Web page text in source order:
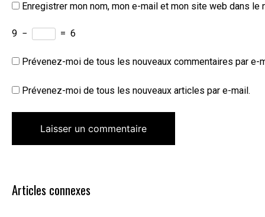
Enregistrer mon nom, mon e-mail et mon site web dans le
9 − = 6
Prévenez-moi de tous les nouveaux commentaires par e-
Prévenez-moi de tous les nouveaux articles par e-mail.
Articles connexes